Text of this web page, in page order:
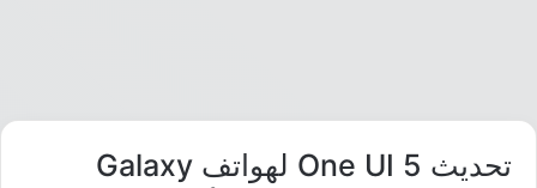
تحديث One UI 5 لهواتف Galaxy